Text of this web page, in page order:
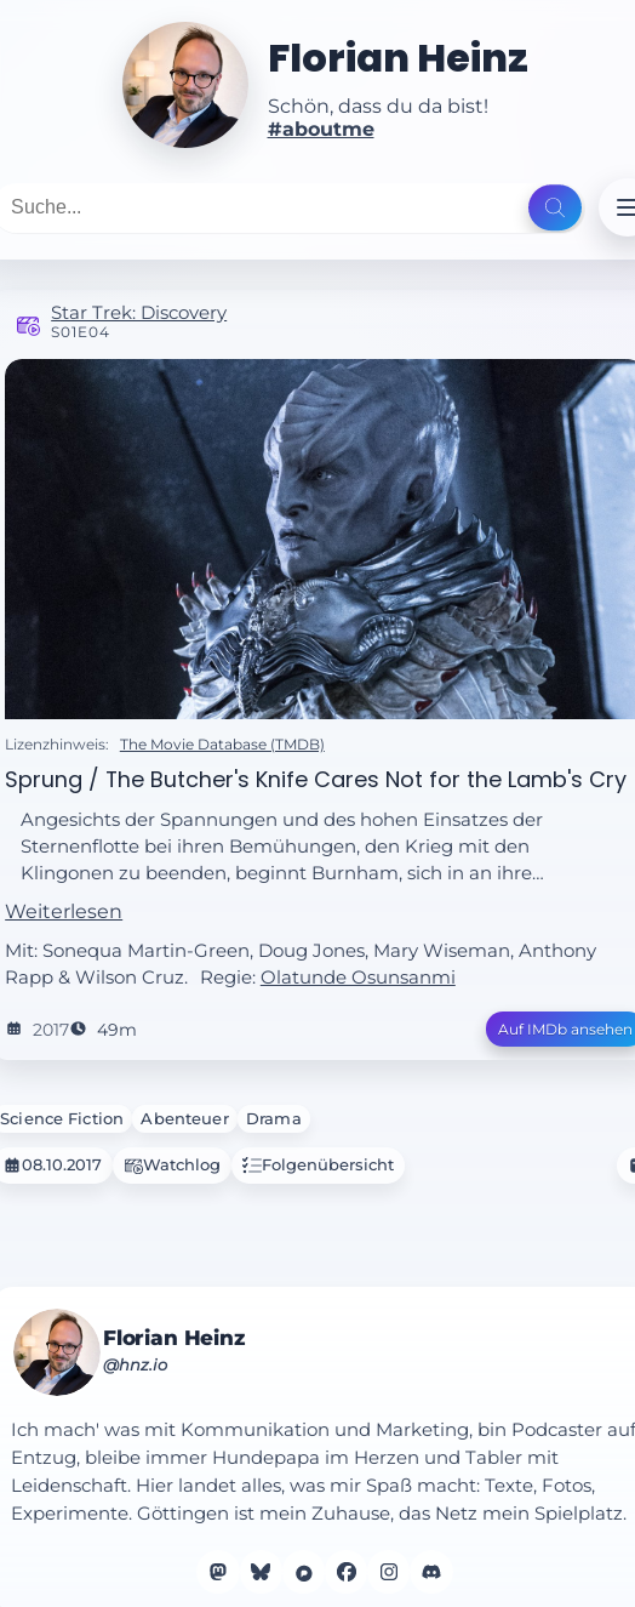
Florian Heinz
Schön, dass du da bist!
#aboutme
Star Trek: Discovery
S01E04
Lizenzhinweis: The Movie Database (TMDB)
Sprung / The Butcher's Knife Cares Not for the Lamb's Cry
Angesichts der Spannungen und des hohen Einsatzes der
Sternenflotte bei ihren Bemühungen, den Krieg mit den
Klingonen zu beenden, beginnt Burnham, sich in an ihre
neue Position an Bord der U.S.S. Discovery zu gewöhnen.
Weiterlesen
Mit: Sonequa Martin-Green, Doug Jones, Mary Wiseman, Anthony
Rapp & Wilson Cruz.
Regie: Olatunde Osunsanmi
2017 49m Auf IMDb ansehen
Science Fiction Abenteuer Drama
08.10.2017 Watchlog Folgenübersicht
Florian Heinz
@hnz.io
Ich mach' was mit Kommunikation und Marketing, bin Podcaster auf
Entzug, bleibe immer Hundepapa im Herzen und Tabler mit
Leidenschaft. Hier landet alles, was mir Spaß macht: Texte, Fotos,
Experimente. Göttingen ist mein Zuhause, das Netz mein Spielplatz.